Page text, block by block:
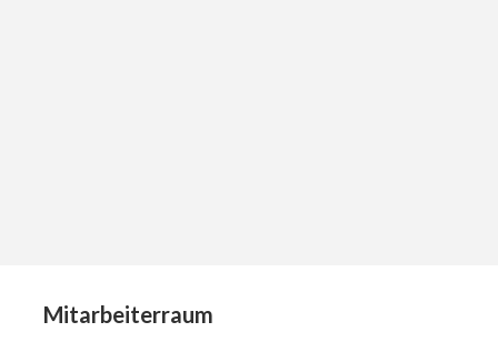
Mitarbeiterraum